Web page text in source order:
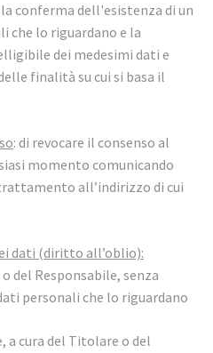
conferma dell'esistenza di un
lo riguardano e la
dei medesimi dati e
finalità su cui si basa il
: di revocare il consenso al
momento comunicando
all’indirizzo di cui
dati (diritto all’oblio):
del Responsabile, senza
personali che lo riguardano
a cura del Titolare o del